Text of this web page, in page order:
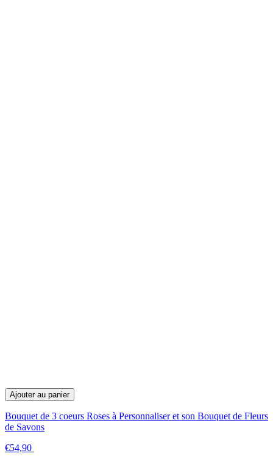
Ajouter au panier
Bouquet de 3 coeurs Roses à Personnaliser et son Bouquet de Fleurs
de Savons
€54,90